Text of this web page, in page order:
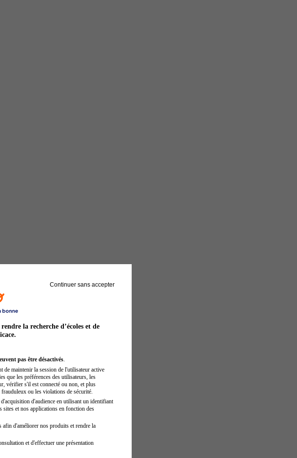
Continuer sans accepter
la recherche d’écoles et de
pas être désactivés.
de maintenir la session de l'utilisateur active
que les préférences des utilisateurs, les
vérifier s'il est connecté ou non, et plus
ou les violations de sécurité.
d'audience en utilisant un identifiant
sites et nos applications en fonction des
afin d'améliorer nos produits et rendre la
et d'effectuer une présentation